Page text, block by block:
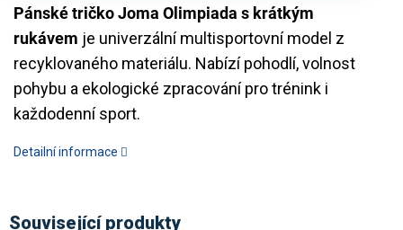
Pánské tričko Joma Olimpiada s krátkým
rukávem je univerzální multisportovní model z
recyklovaného materiálu. Nabízí pohodlí, volnost
pohybu a ekologické zpracování pro trénink i
každodenní sport.
Detailní informace
Související produkty